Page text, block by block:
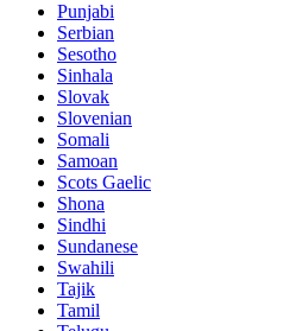
Punjabi
Serbian
Sesotho
Sinhala
Slovak
Slovenian
Somali
Samoan
Scots Gaelic
Shona
Sindhi
Sundanese
Swahili
Tajik
Tamil